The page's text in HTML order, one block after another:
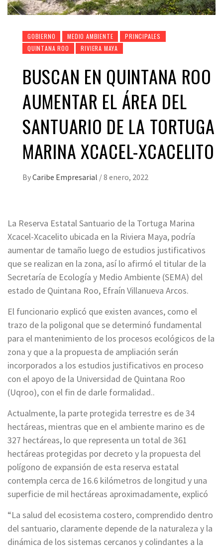
GOBIERNO MEDIO AMBIENTE
PRINCIPALES
QUINTANA ROO
RIVIERA MAYA
BUSCAN EN QUINTANA ROO
AUMENTAR EL ÁREA DEL
SANTUARIO DE LA TORTUGA
MARINA XCACEL-XCACELITO
ByCaribe Empresarial /8 enero, 2022
La Reserva Estatal Santuario de la Tortuga Marina
Xcacel-Xcacelito ubicada en la Riviera Maya, podría
aumentar de tamaño luego de estudios justificativos
que se realizan en la zona, así lo afirmó el titular de la
Secretaría de Ecología y Medio Ambiente (SEMA) del
estado de Quintana Roo, Efraín Villanueva Arcos.
El funcionario explicó que existen avances, como el
trazo de la poligonal que se determinó fundamental
para el mantenimiento de los procesos ecológicos de la
zona y que a la propuesta de ampliación serán
incorporados a los estudios justificativos en proceso
con el apoyo de la Universidad de Quintana Roo
(Uqroo), con el fin de darle formalidad..
Actualmente, la parte protegida terrestre es de 34
hectáreas, mientras que en el ambiente marino es de
327 hectáreas, lo que representa un total de 361
hectáreas protegidas por decreto y la propuesta del
polígono de expansión de esta reserva estatal
contempla cerca de 16.6 kilómetros de longitud y una
superficie de mil hectáreas aproximadamente, explicó
“La salud del ecosistema costero, comprendido dentro
del santuario, claramente depende de la naturaleza y la
dinámica de los sistemas cercanos y colindantes a la